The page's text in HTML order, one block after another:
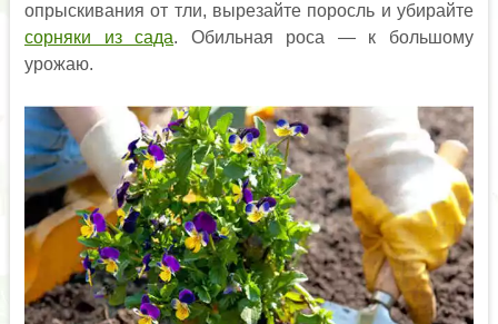
опрыскивания от тли, вырезайте поросль и убирайте
сорняки из сада. Обильная роса — к большому
урожаю.